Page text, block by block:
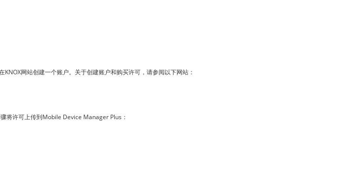
网站创建一个账户。关于创建账户和购买许可，请参阅以下网站：
将许可上传到Mobile Device Manager Plus：